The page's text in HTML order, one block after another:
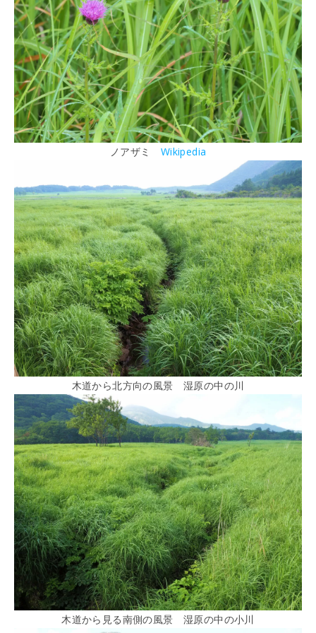
ノアザミ Wikipedia
木道から北方向の風景 湿原の中の川
木道から見る南側の風景 湿原の中の小川